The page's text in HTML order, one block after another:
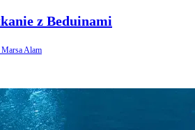
z Beduinami
Alam